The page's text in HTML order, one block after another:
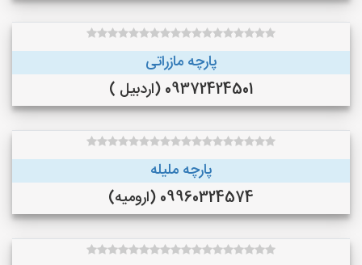
پارچه مازراتی
09372424501 (اردبیل )
پارچه ملیله
09960324574 (ارومیه)